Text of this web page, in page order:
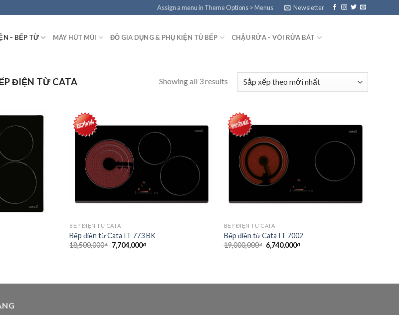
Assign a menu in Theme Options > Menus Newsletter
– BẾP TỪ MÁY HÚT MÙI ĐỒ GIA DỤNG & PHỤ KIỆN TỦ BẾP CHẬU RỬA – VÒI RỬA BÁT
ĐIỆN TỪ CATA Showing all 3 results
wishlist
BẾP ĐIỆN TỪ CATA
Bếp điện từ Cata IT 773 BK
18,500,000₫ Giá
gốc
7,704,000₫Giá
wishlist
BẾP ĐIỆN TỪ CATA
Bếp điện từ Cata IT 7002
19,000,000₫ Giá
gốc
6,740,000₫Giá